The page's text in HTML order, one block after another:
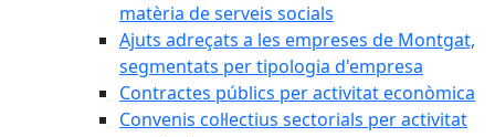
matèria de serveis socials
Ajuts adreçats a les empreses de Montgat,
segmentats per tipologia d'empresa
Contractes públics per activitat econòmica
Convenis col·lectius sectorials per activitat